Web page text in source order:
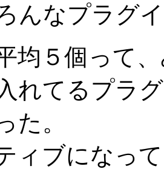
んなプラグ
均５個って
れてるプラ
た。
ィブになっ